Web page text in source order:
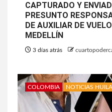
CAPTURADO Y
PRESUNTO
DE AUXILIAR DE
MEDELLÍN
3 días atrás
COLOMBIA NOTICIAS HUILA